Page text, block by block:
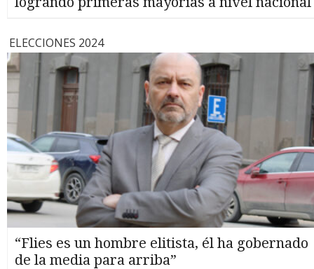
ELECCIONES 2024
“Flies es un hombre elitista, él ha gobernado
de la media para arriba”